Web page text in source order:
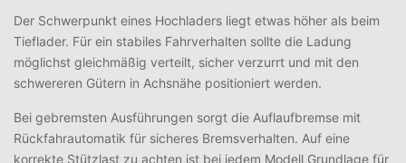
Der Schwerpunkt eines Hochladers liegt etwas höher als beim
Tieflader. Für ein stabiles Fahrverhalten sollte die Ladung
möglichst gleichmäßig verteilt, sicher verzurrt und mit den
schwereren Gütern in Achsnähe positioniert werden.
Bei gebremsten Ausführungen sorgt die Auflaufbremse mit
Rückfahrautomatik für sicheres Bremsverhalten. Auf eine
korrekte Stützlast zu achten ist bei jedem Modell Grundlage für